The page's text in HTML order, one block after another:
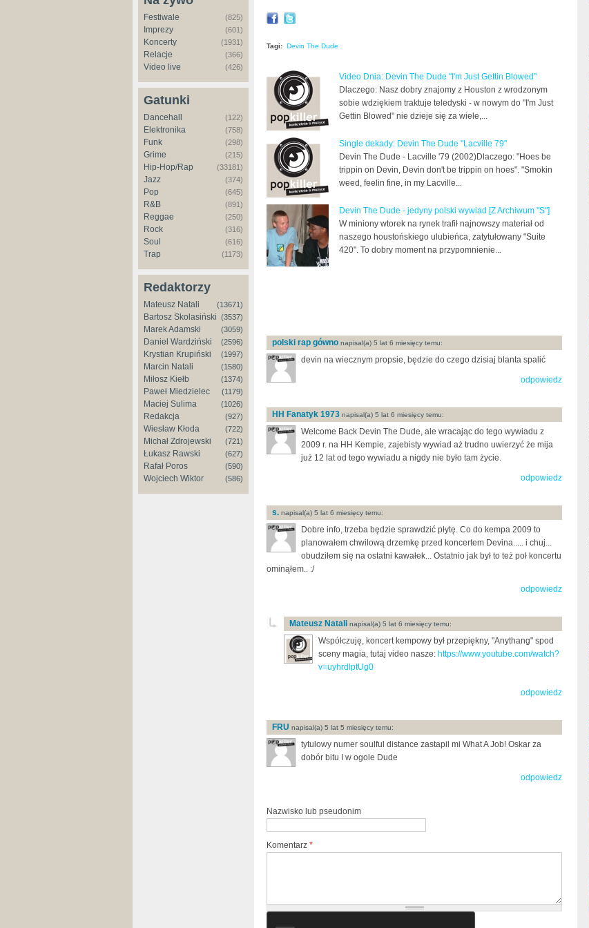
Festiwale (825)
Imprezy (601)
Koncerty (1931)
Relacje (366)
Video live (426)
Gatunki
Dancehall (122)
Elektronika (758)
Funk (298)
Grime (215)
Hip-Hop/Rap (33181)
Jazz (374)
Pop (645)
R&B (891)
Reggae (250)
Rock (316)
Soul (616)
Trap (1173)
Redaktorzy
Mateusz Natali (13671)
Bartosz Skolasiński (3537)
Marek Adamski (3059)
Daniel Wardziński (2596)
Krystian Krupiński (1997)
Marcin Natali (1580)
Miłosz Kiełb (1374)
Paweł Miedzielec (1179)
Maciej Sulima (1026)
Redakcja (927)
Wiesław Kłoda (722)
Michał Zdrojewski (721)
Łukasz Rawski (627)
Rafał Poros (590)
Wojciech Wiktor (586)
Tagi: Devin The Dude
Video Dnia: Devin The Dude "I'm Just Gettin Blowed"
Dlaczego: Nasz dobry znajomy z Houston z wrodzonym
sobie wdziękiem traktuje teledyski - w nowym do "I'm Just
Gettin Blowed" nie dzieje się za wiele,...
Single dekady: Devin The Dude "Lacville 79"
Devin The Dude - Lacville '79 (2002)Dlaczego: "Hoes be
trippin on Devin, Devin don't be trippin on hoes". "Smokin
weed, feelin fine, in my Lacville...
Devin The Dude - jedyny polski wywiad [Z Archiwum "S"]
W miniony wtorek na rynek trafił najnowszy materiał od
naszego houstońskiego ulubieńca, zatytułowany "Suite
420". To dobry moment na przypomnienie...
polski rap gówno napisal(a) 5 lat 6 miesięcy temu:
devin na wiecznym propsie, będzie do czego dzisiaj blanta spalić
odpowiedz
HH Fanatyk 1973 napisal(a) 5 lat 6 miesięcy temu:
Welcome Back Devin The Dude, ale wracając do tego wywiadu z
2009 r. na HH Kempie, zajebisty wywiad aż trudno uwierzyć że mija
już 12 lat od tego wywiadu a nigdy nie było tam życie.
odpowiedz
s. napisal(a) 5 lat 6 miesięcy temu:
Dobre info, trzeba będzie sprawdzić płytę. Co do kempa 2009 to
planowałem chwilową drzemkę przed koncertem Devina..... i chuj...
obudziłem się na ostatni kawałek... Ostatnio jak był to też poł koncertu
ominąłem.. :/
odpowiedz
Mateusz Natali napisal(a) 5 lat 6 miesięcy temu:
Współczuję, koncert kempowy był przepiękny, "Anythang" spod
sceny magia, tutaj video nasze: https://www.youtube.com/watch?
v=uyhrdlptUg0
odpowiedz
FRU napisal(a) 5 lat 5 miesięcy temu:
tytulowy numer soulful distance zastapil mi What A Job! Oskar za
dobór bitu I w ogole Dude
odpowiedz
Nazwisko lub pseudonim
Komentarz *